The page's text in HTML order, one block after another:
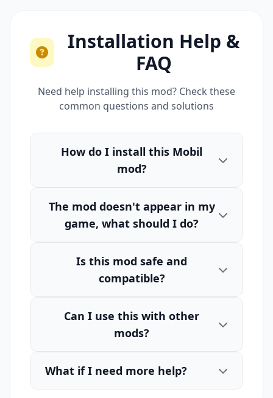
Installation Help &
FAQ
Need help installing this mod? Check these
common questions and solutions
How do I install this Mobil
mod?
The mod doesn't appear in my
game, what should I do?
Is this mod safe and
compatible?
Can I use this with other
mods?
What if I need more help?